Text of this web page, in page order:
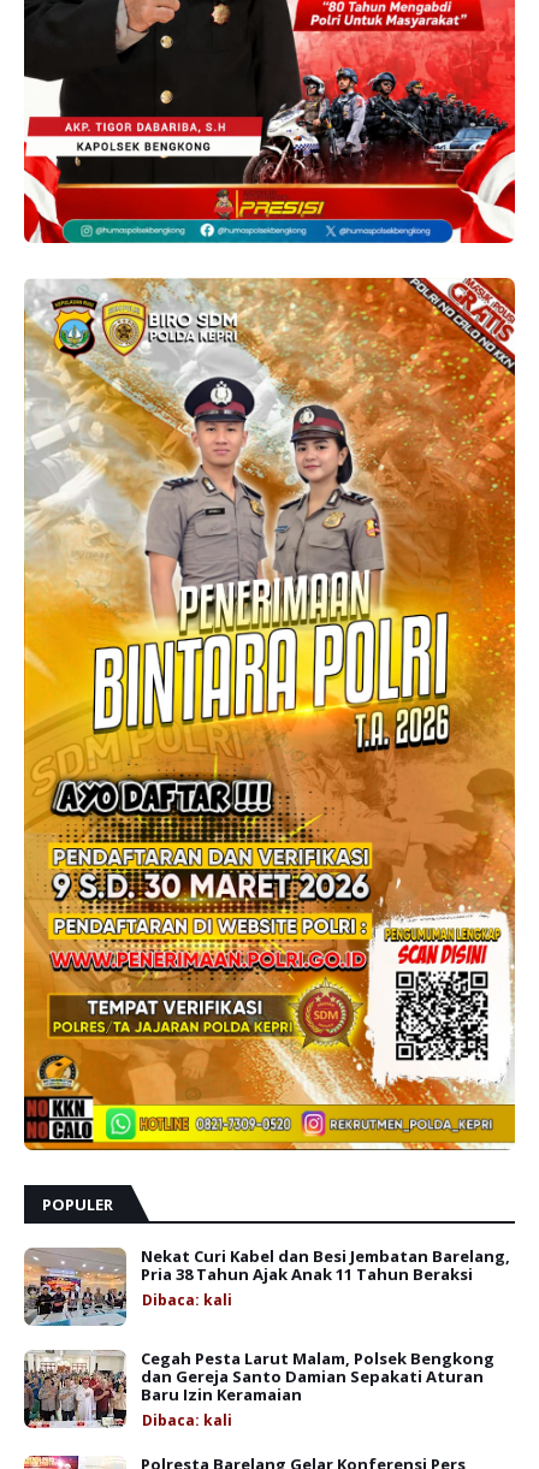
POPULER
Nekat Curi Kabel dan Besi Jembatan Barelang,
Pria 38 Tahun Ajak Anak 11 Tahun Beraksi
Dibaca: kali
Cegah Pesta Larut Malam, Polsek Bengkong
dan Gereja Santo Damian Sepakati Aturan
Baru Izin Keramaian
Dibaca: kali
Polresta Barelang Gelar Konferensi Pers